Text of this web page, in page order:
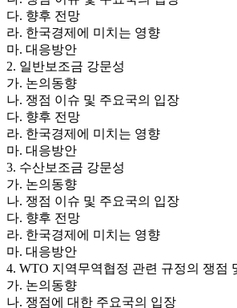
다. 향후 전망
라. 한국경제에 미치는 영향
마. 대응방안
2. 일반보조금 강문성
가. 논의동향
나. 쟁점 이슈 및 주요국의 입장
다. 향후 전망
라. 한국경제에 미치는 영향
마. 대응방안
3. 수산보조금 강문성
가. 논의동향
나. 쟁점 이슈 및 주요국의 입장
다. 향후 전망
라. 한국경제에 미치는 영향
마. 대응방안
4. WTO 지역무역협정 관련 규정의 쟁점
가. 논의동향
나. 쟁점에 대한 주요국의 입장